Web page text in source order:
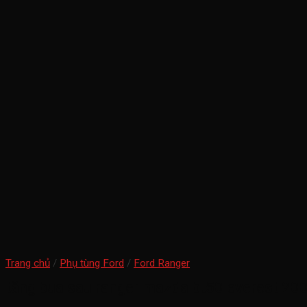
Trang chủ / Phụ tùng Ford / Ford Ranger